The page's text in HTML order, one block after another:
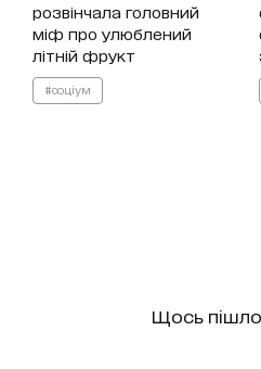
розвінчала головний
міф про улюблений
літній фрукт
#соціум
Щось пішло